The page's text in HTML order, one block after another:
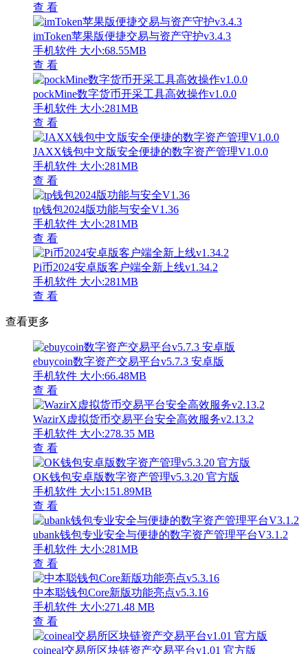
查 看
imToken苹果版便捷交易与资产守护v3.4.3
手机软件 大小:68.55MB
查 看
pockMine数字货币开采工具高效操作v1.0.0
手机软件 大小:281MB
查 看
JAXX钱包中文版安全便捷的数字资产管理V1.0.0
手机软件 大小:281MB
查 看
tp钱包2024版功能与安全V1.36
手机软件 大小:281MB
查 看
Pi币2024安卓版客户端全新上线v1.34.2
手机软件 大小:281MB
查 看
查看更多
ebuycoin数字资产交易平台v5.7.3 安卓版
手机软件 大小:66.48MB
查 看
WazirX虚拟货币交易平台安全高效服务v2.13.2
手机软件 大小:278.35 MB
查 看
OK钱包安卓版数字资产管理v5.3.20 官方版
手机软件 大小:151.89MB
查 看
ubank钱包专业安全与便捷的数字资产管理平台V3.1.2
手机软件 大小:281MB
查 看
中本聪钱包Core新版功能亮点v5.3.16
手机软件 大小:271.48 MB
查 看
coineal交易所区块链资产交易平台v1.01 官方版